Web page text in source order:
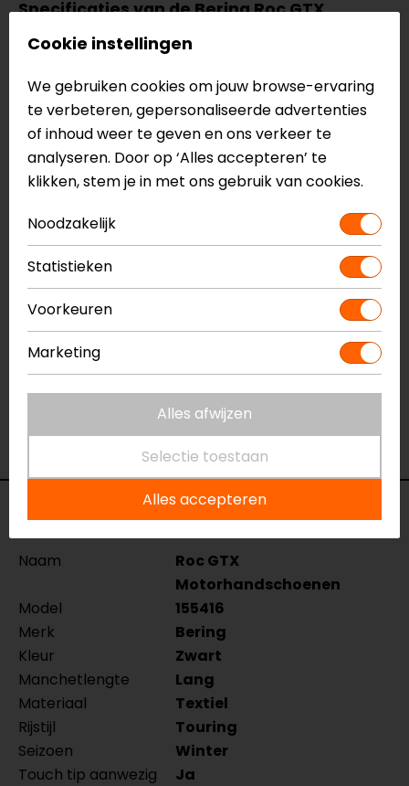
Specificaties van de Bering Roc GTX
Gore-Tex motorhandschoenen
PU knokkelprotector
Versterkingen handpalm en vingers
Gore-Tex membraan
Lange manchet
Touchscreen vriendelijke vingertoppen
CE EN13594 1
Meer informatie nodig?
Heb je meer informatie nodig over dit product?
Neem dancontact
met ons op of kom langs in één
vanonze winkels
in Breda, Capelle aan den IJssel,
Eindhoven, Vianen of Apeldoorn. In de winkels kun je
het product bekijken & passen en staan onze
verkoopmedewerkers voor je klaar met advies.
Bekijk onze anderegore-tex motorhandschoenen.
Specificaties
Naam
Roc GTX
Motorhandschoenen
Model
155416
Merk
Bering
Kleur
Zwart
Manchetlengte
Lang
Materiaal
Textiel
Rijstijl
Touring
Seizoen
Winter
Touch tip aanwezig
Ja
Cookie instellingen
We gebruiken cookies om jouw browse-ervaring
te verbeteren, gepersonaliseerde advertenties
of inhoud weer te geven en ons verkeer te
analyseren. Door op ‘Alles accepteren’ te
klikken, stem je in met ons gebruik van cookies.
Noodzakelijk
Statistieken
Voorkeuren
Marketing
Alles afwijzen
Selectie toestaan
Alles accepteren